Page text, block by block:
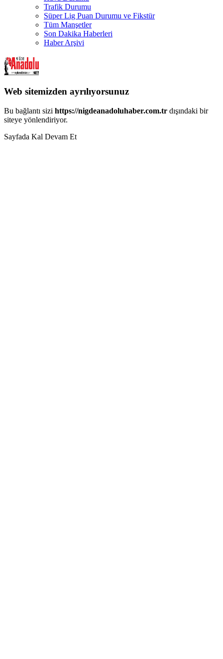
Trafik Durumu
Süper Lig Puan Durumu ve Fikstür
Tüm Manşetler
Son Dakika Haberleri
Haber Arşivi
Web sitemizden ayrılıyorsunuz
Bu bağlantı sizi https://nigdeanadoluhaber.com.tr dışındaki bir
siteye yönlendiriyor.
Sayfada Kal Devam Et